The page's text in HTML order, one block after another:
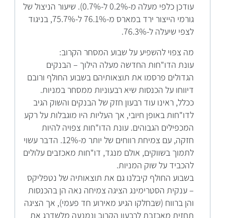
עודכן כלפי מעלה מ-0.2% ל-0.7%). שיעור הניצול של
גורמי הייצור ירד במארס מ-76.1% ל-75.7%, בניגוד
לצפי שיעלה ל-76.3%.
מה צפוי להשפיע על שבוע המסחר הקרוב:
עונת הדו"חות החדשה מעלה הילוך – הבנקים
הגדולים פרסמו את תוצאותיהם בשבוע החולף ורובם
דיווחו על הכנסות שיא רבעוניות ממסחר במניות.
ככלל, ראינו עוד רבעון חזק של הבנקים והשוק הגיב
לדו"חות באופן חיובי, אך העליות היו מוגבלות על רקע
המכפילים הגבוהים. עונת הדו"חות צפויה להיות
חזקה, עם צמיחת רווחים של יותר מ-12%. הדבר עשוי
לתמוך בשווקים, אולם מנגד, דו"חות מאכזבים עלולים
להכביד על שוק המניות.
בשבוע החולף קיבלנו גם את תוצאותיה של נטפליקס
– ענקית הסטרימינג הציגה צמיחה נאה הן בהכנסות
והן ברווח (שבחלקו הגיע מאירוע חד פעמי), אך הציגה
תחזית מאכזבת לרבעון הקרוב ונמנעה מלשדרג את